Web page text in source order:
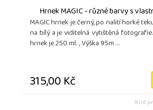
Hrnek MAGIC - různé barvy s
MAGIC hrnek je černý, po nalití horké
na bílý a je viditelná vytištěná
hrnek je 250 ml. , Výška 95m ...
315,00 Kč
Kód